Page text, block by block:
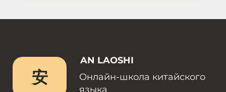
安
AN LAOSHI
Онлайн-школа китайского
языка